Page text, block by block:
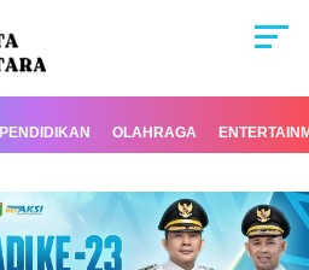
PENDIDIKAN OLAHRAGA